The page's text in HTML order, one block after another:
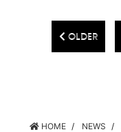
OLDER
HOME NEWS